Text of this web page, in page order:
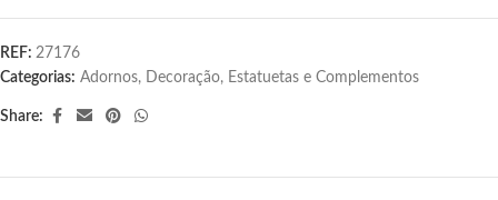
REF: 27176
Categorias: Adornos, Decoração, Estatuetas e Complementos
Share: